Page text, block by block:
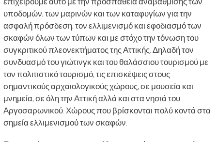
υποδομών, των μαρινών και των καταφυγίων για την
ασφαλή πρόσδεση, τον ελλιμενισμό και εφοδιασμό των
σκαφών όλων των τύπων και με στόχο την τόνωση του
συγκριτικού πλεονεκτήματος της Αττικής. Δηλαδή τον
συνδυασμό του γιώτινγκ και του θαλάσσιου τουρισμού με
τον πολιτιστικό τουρισμό, τις επισκέψεις στους
σημαντικούς αρχαιολογικούς χώρους, σε μουσεία και
μνημεία, σε όλη την Αττική αλλά και στα νησιά του
Αργοσαρωνικού. Χώρους που βρίσκονται πολύ κοντά στα
σημεία ελλιμενισμού των σκαφών.